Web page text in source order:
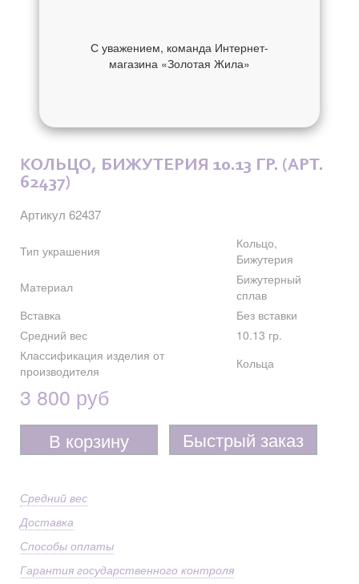
КОЛЬЦО, БИЖУТЕРИЯ 10.13 ГР. (АРТ.
62437)
Артикул 62437
Тип украшения
Кольцо,
Бижутерия
Материал
Бижутерный
сплав
Вставка
Без вставки
Средний вес
10.13 гр.
Классификация изделия от
производителя
Кольца
3 800 руб
В корзину Быстрый заказ
Средний вес
Доставка
Способы оплаты
Гарантия государственного контроля
С уважением, команда Интернет-
магазина «Золотая Жила»